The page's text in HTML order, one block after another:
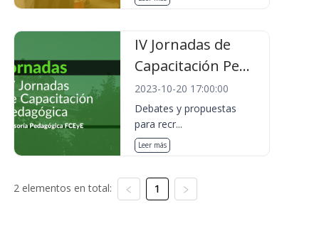
IV Jornadas de
Capacitación Pe...
2023-10-20 17:00:00
Debates y propuestas
para recr...
Leer más
2 elementos en total: 1